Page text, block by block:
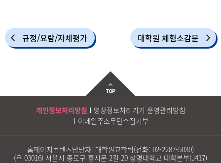
규정/요람/자체평가 대학원 체험소감문
개인정보처리방침
영상정보처리기기 운영관리방침
이메일주소무단수집거부
홈페이지콘텐츠담당자: 대학원교학팀(전화: 02-2287-5030)
(우 03016) 서울시 종로구 홍지문 2길 20 상명대학교 대학본부(J417)